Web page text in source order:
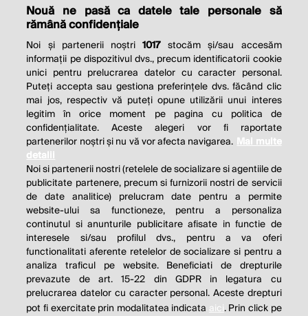
THE SOCIAL RESPONSIBILITY OF
BUSINESS IS TO INCREASE ITS
Nouă ne pasă ca datele tale personale să
rămână confidențiale
Noi și partenerii noștri1017 stocăm și/sau accesăm
informații pe dispozitivul dvs., precum identificatorii cookie
unici pentru prelucrarea datelor cu caracter personal.
Puteți accepta sau gestiona preferințele dvs. făcând clic
mai jos, respectiv vă puteți opune utilizării unui interes
legitim în orice moment pe pagina cu politica de
confidențialitate. Aceste alegeri vor fi raportate
partenerilor noștri și nu vă vor afecta navigarea. Mai multe
detalii
Noi si partenerii nostri (retelele de socializare si agentiile de
publicitate partenere, precum si furnizorii nostri de servicii
de date analitice) prelucram date pentru a permite
website-ului sa functioneze, pentru a personaliza
continutul si anunturile publicitare afisate in functie de
interesele si/sau profilul dvs., pentru a va oferi
functionalitati aferente retelelor de socializare si pentru a
analiza traficul pe website. Beneficiati de drepturile
prevazute de art. 15-22 din GDPR in legatura cu
prelucrarea datelor cu caracter personal. Aceste drepturi
pot fi exercitate prin modalitatea indicata aici. Prin click pe